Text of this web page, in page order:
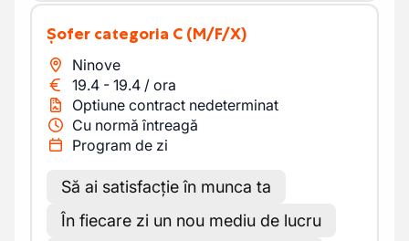
Șofer categoria C (M/F/X)
Ninove
19.4 - 19.4 / ora
Optiune contract nedeterminat
Cu normă întreagă
Program de zi
Să ai satisfacție în munca ta
În fiecare zi un nou mediu de lucru